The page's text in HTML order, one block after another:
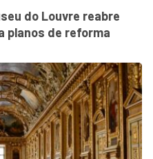
do Louvre reabre
planos de reforma